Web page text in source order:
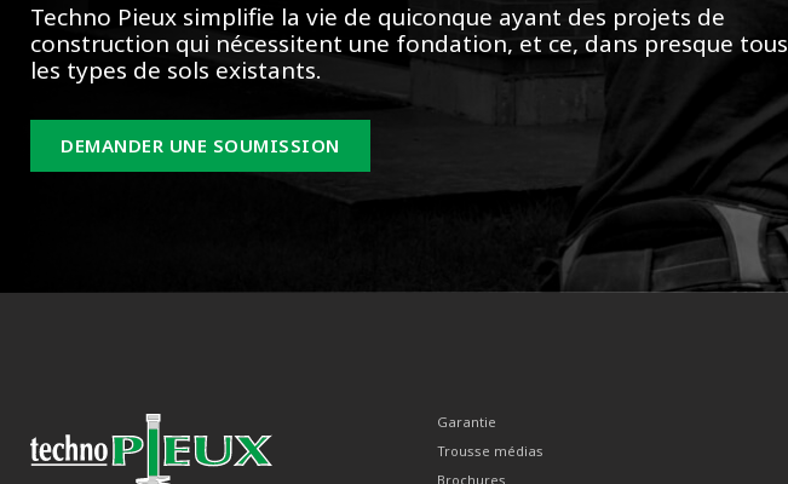
Techno Pieux simplifie la vie de quiconque ayant des projets de
construction qui nécessitent une fondation, et ce, dans presque tous
les types de sols existants.
DEMANDER UNE SOUMISSION
Garantie
Trousse médias
Brochures